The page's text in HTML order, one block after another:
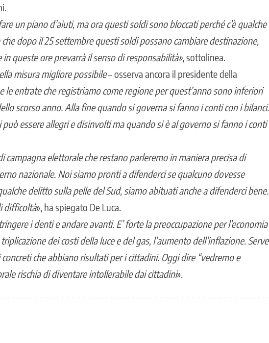
un piano d’aiuti, ma ora questi soldi sono bloccati perché c’è qualche
dopo il 25 settembre questi soldi possano cambiare destinazione,
in queste ore prevarrà il senso di responsabilità», sottolinea.
misura migliore possibile– osserva ancora il presidente della
le entrate che registriamo come regione per quest’anno sono inferiori
scorso anno. Alla fine quando si governa si fanno i conti con i bilanci.
essere allegri e disinvolti ma quando si è al governo si fanno i conti
campagna elettorale che restano parleremo in maniera precisa di
nazionale. Noi siamo pronti a difenderci se qualcuno dovesse
delitto sulla pelle del Sud, siamo abituati anche a difenderci bene.
difficoltà», ha spiegato De Luca.
i denti e andare avanti. E’ forte la preoccupazione per l’economia
dei costi della luce e del gas, l’aumento dell’inflazione. Serve
che abbiano risultati per i cittadini. Oggi dire “vedremo e
rischia di diventare intollerabile dai cittadini».